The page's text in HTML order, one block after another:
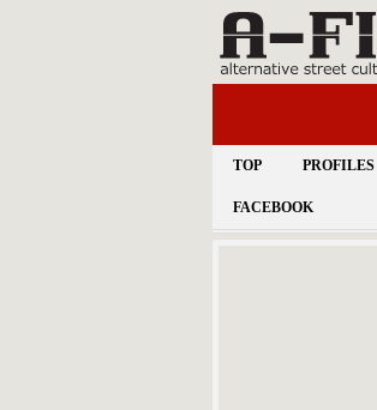
TOP PROFILES
FACEBOOK